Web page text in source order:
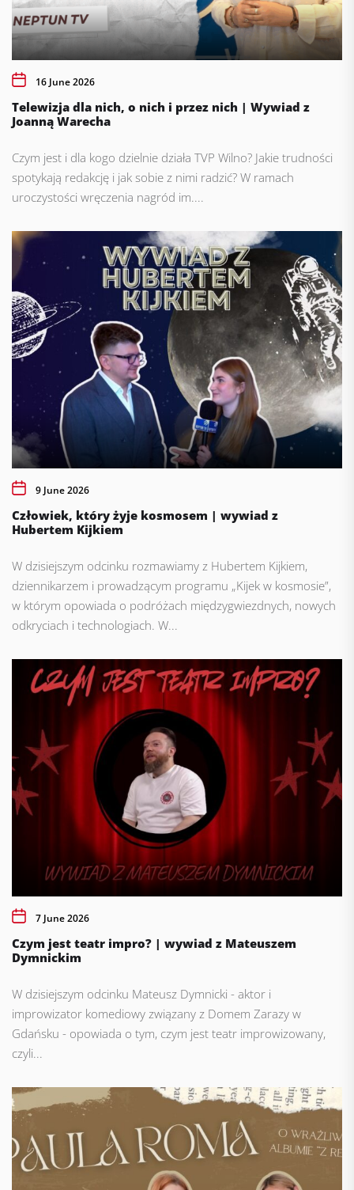
16 June 2026
Telewizja dla nich, o nich i przez nich | Wywiad z
Joanną Warecha
Czym jest i dla kogo dzielnie działa TVP Wilno? Jakie trudności
spotykają redakcję i jak sobie z nimi radzić? W ramach
uroczystości wręczenia nagród im....
9 June 2026
Człowiek, który żyje kosmosem | wywiad z
Hubertem Kijkiem
W dzisiejszym odcinku rozmawiamy z Hubertem Kijkiem,
dziennikarzem i prowadzącym programu „Kijek w kosmosie”,
w którym opowiada o podróżach międzygwiezdnych, nowych
odkryciach i technologiach. W...
7 June 2026
Czym jest teatr impro? | wywiad z Mateuszem
Dymnickim
W dzisiejszym odcinku Mateusz Dymnicki - aktor i
improwizator komediowy związany z Domem Zarazy w
Gdańsku - opowiada o tym, czym jest teatr improwizowany,
czyli...